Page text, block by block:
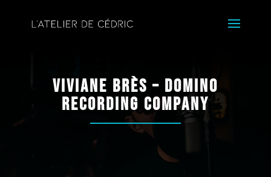
Viviane Brès – Domino
Recording Company